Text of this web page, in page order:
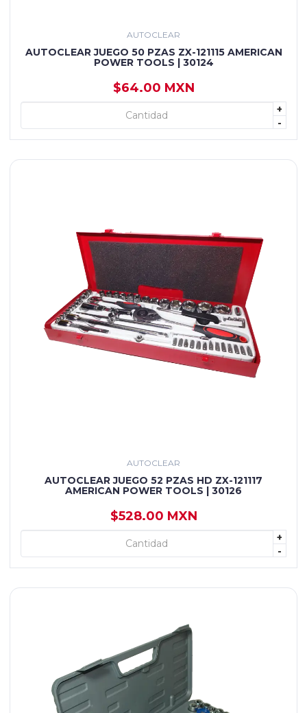
AUTOCLEAR
AUTOCLEAR JUEGO 50 PZAS ZX-121115 AMERICAN
POWER TOOLS | 30124
$64.00 MXN
+
-
+ AGREGAR
AUTOCLEAR
AUTOCLEAR JUEGO 52 PZAS HD ZX-121117
AMERICAN POWER TOOLS | 30126
$528.00 MXN
+
-
+ AGREGAR